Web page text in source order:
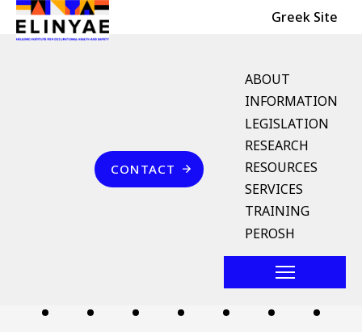
Skip to main content
Header Top Greek Site
English Menu
ABOUT
INFORMATION
LEGISLATION
RESEARCH
RESOURCES
SERVICES
TRAINING
PEROSH
Επικοινωνία
CONTACT
Breadcrumb
ιατρικό υλικό